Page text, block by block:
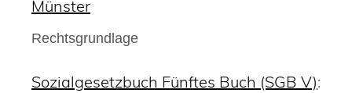
Münster
Rechtsgrundlage
Sozialgesetzbuch Fünftes Buch (SGB V):